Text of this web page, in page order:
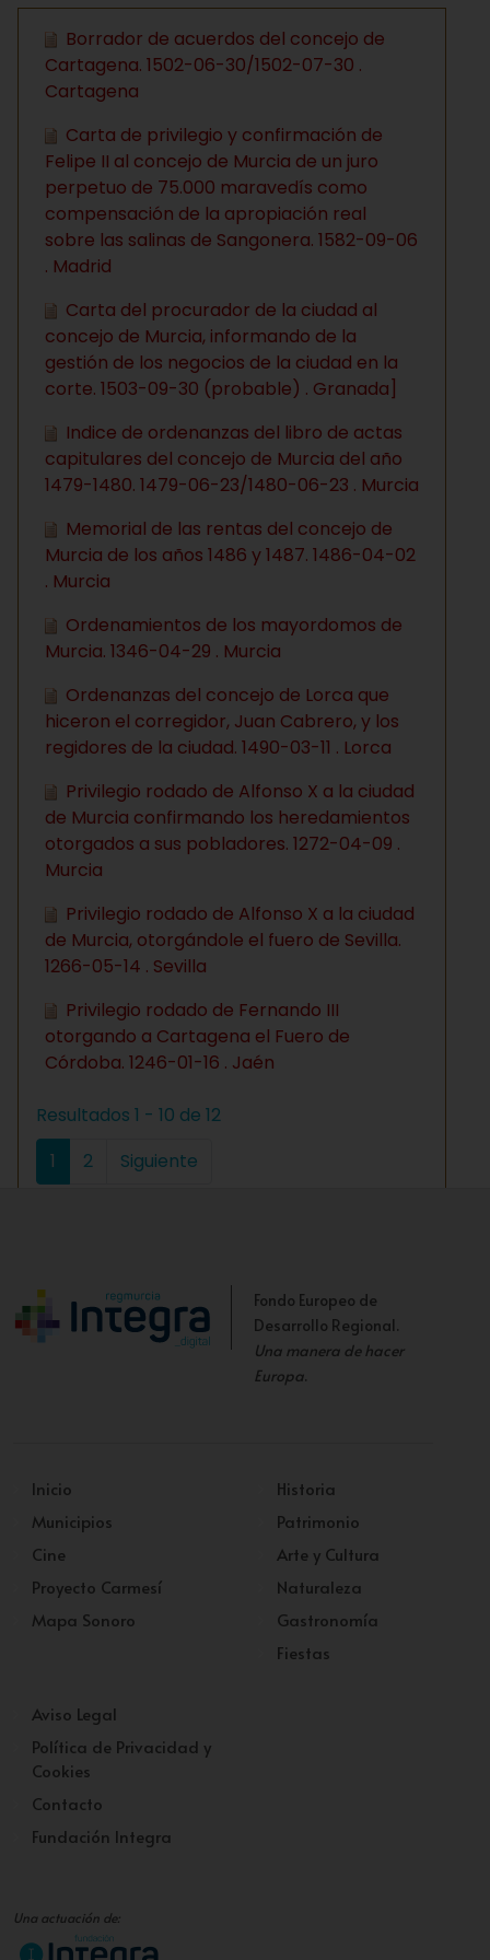
Borrador de acuerdos del concejo de
Cartagena. 1502-06-30/1502-07-30 .
Cartagena
Carta de privilegio y confirmación de
Felipe II al concejo de Murcia de un juro
perpetuo de 75.000 maravedís como
compensación de la apropiación real
sobre las salinas de Sangonera. 1582-09-06
. Madrid
Carta del procurador de la ciudad al
concejo de Murcia, informando de la
gestión de los negocios de la ciudad en la
corte. 1503-09-30 (probable) . Granada]
Indice de ordenanzas del libro de actas
capitulares del concejo de Murcia del año
1479-1480. 1479-06-23/1480-06-23 . Murcia
Memorial de las rentas del concejo de
Murcia de los años 1486 y 1487. 1486-04-02
. Murcia
Ordenamientos de los mayordomos de
Murcia. 1346-04-29 . Murcia
Ordenanzas del concejo de Lorca que
hiceron el corregidor, Juan Cabrero, y los
regidores de la ciudad. 1490-03-11 . Lorca
Privilegio rodado de Alfonso X a la ciudad
de Murcia confirmando los heredamientos
otorgados a sus pobladores. 1272-04-09 .
Murcia
Privilegio rodado de Alfonso X a la ciudad
de Murcia, otorgándole el fuero de Sevilla.
1266-05-14 . Sevilla
Privilegio rodado de Fernando III
otorgando a Cartagena el Fuero de
Córdoba. 1246-01-16 . Jaén
Resultados 1 - 10 de 12
1
2 Siguiente
Fondo Europeo de
Desarrollo Regional.
Una manera de hacer
Europa.
Inicio
Municipios
Cine
Proyecto Carmesí
Mapa Sonoro
Historia
Patrimonio
Arte y Cultura
Naturaleza
Gastronomía
Fiestas
Aviso Legal
Política de Privacidad y
Cookies
Contacto
Fundación Integra
Una actuación de: